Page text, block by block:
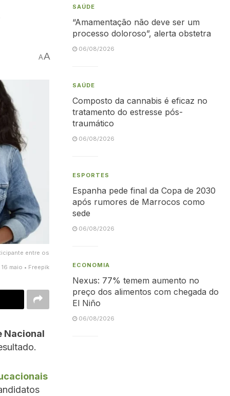
AA
entre os
16 maio • Freepik
Nacional
SAÚDE
“Amamentação não deve ser um
processo doloroso”, alerta obstetra
06/08/2026
SAÚDE
Composto da cannabis é eficaz no
tratamento do estresse pós-
traumático
06/08/2026
ESPORTES
Espanha pede final da Copa de 2030
após rumores de Marrocos como
sede
06/08/2026
ECONOMIA
Nexus: 77% temem aumento no
preço dos alimentos com chegada do
El Niño
06/08/2026